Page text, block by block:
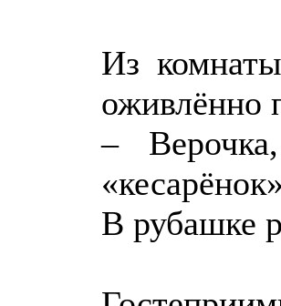
Из
оживлённо
–
В рубашке